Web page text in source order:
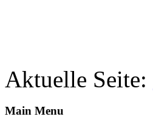
Aktuelle Seite:
Main Menu